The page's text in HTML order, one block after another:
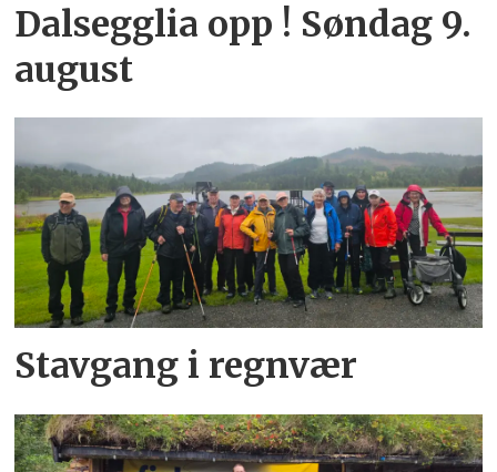
Dalsegglia opp ! Søndag 9.
august
Stavgang i regnvær